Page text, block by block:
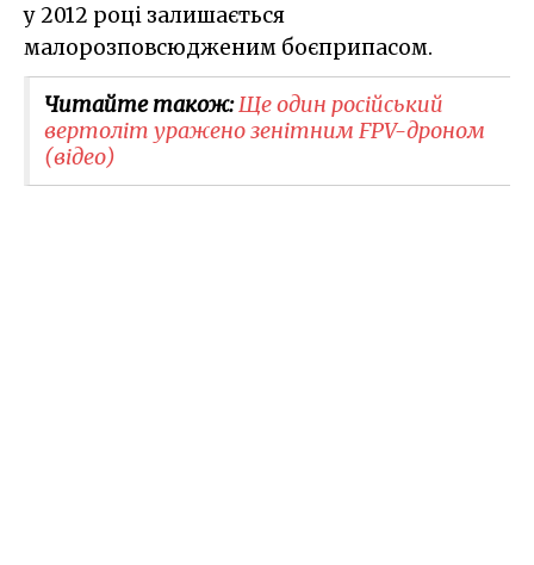
у 2012 році залишається
малорозповсюдженим боєприпасом.
Читайте також:Ще один російський
вертоліт уражено зенітним FPV-дроном
(відео)